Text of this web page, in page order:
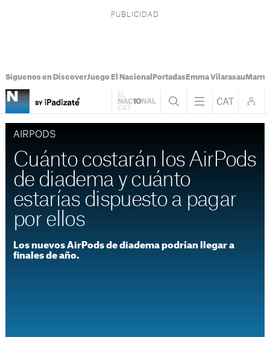
Síguenos en DiscoverJuego El Nacional PortadasEmma Vilarasau
AIRPODS
Cuánto costarán los AirPods
de diadema y cuánto
estarías dispuesto a pagar
por ellos
Los nuevos AirPods de diadema podrían llegar a
finales de año.